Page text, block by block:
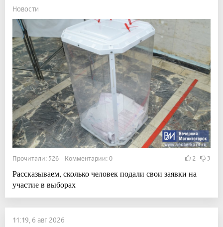
Новости
Прочитали: 526 Комментарии: 0 2 3
Рассказываем, сколько человек подали свои заявки на
участие в выборах
11:19, 6 авг 2026